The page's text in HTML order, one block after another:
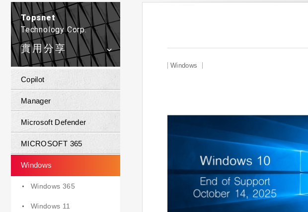
Topsnet
Technology Corp.
實用分享
Copilot
Manager
Microsoft Defender
MICROSOFT 365
Windows
Windows 365
Windows 11
Windows